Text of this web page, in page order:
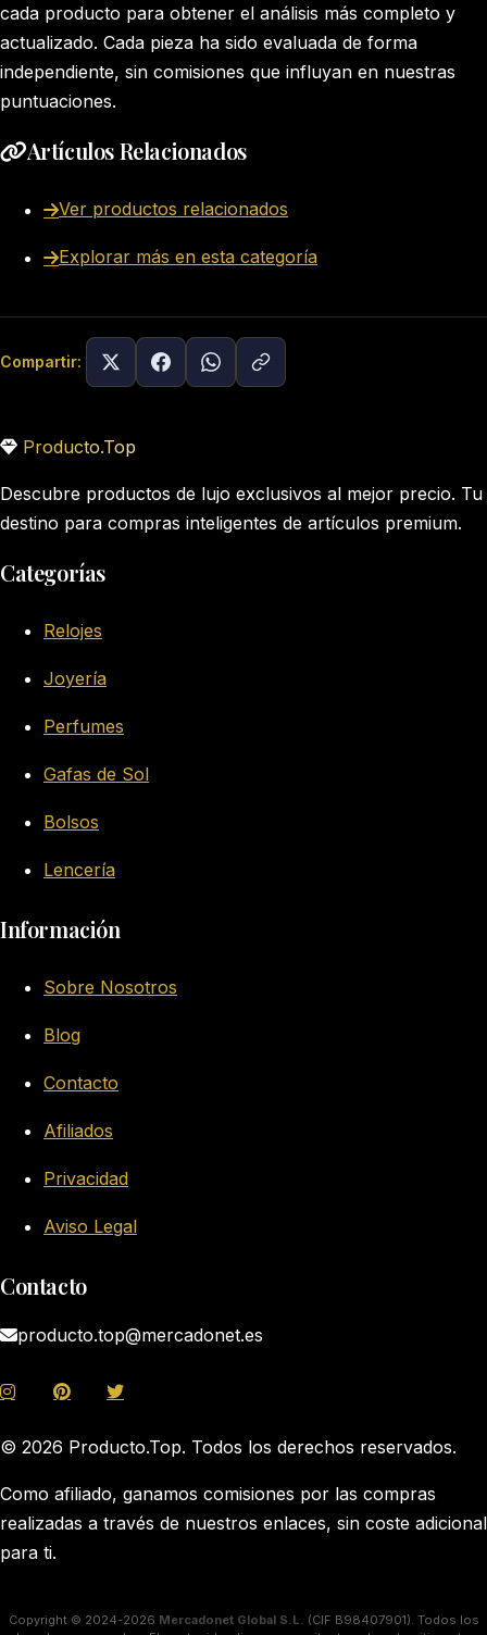
cada producto para obtener el análisis más completo y
actualizado. Cada pieza ha sido evaluada de forma
independiente, sin comisiones que influyan en nuestras
puntuaciones.
Artículos Relacionados
Ver productos relacionados
Explorar más en esta categoría
Compartir:
Producto.Top
Descubre productos de lujo exclusivos al mejor precio. Tu
destino para compras inteligentes de artículos premium.
Categorías
Relojes
Joyería
Perfumes
Gafas de Sol
Bolsos
Lencería
Información
Sobre Nosotros
Blog
Contacto
Afiliados
Privacidad
Aviso Legal
Contacto
producto.top@mercadonet.es
© 2026 Producto.Top. Todos los derechos reservados.
Como afiliado, ganamos comisiones por las compras
realizadas a través de nuestros enlaces, sin coste adicional
para ti.
Copyright © 2024-2026 Mercadonet Global S.L. (CIF B98407901). Todos los